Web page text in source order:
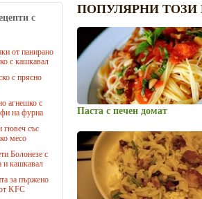
с
от панирано
с кашкавал
с прясно
агнешко с
на фурна
гювеч със
месо
Болонезе с
и кашкавал
за пържено
KFC
ПОПУЛЯРНИ ТОЗИ
Паста с печен домат